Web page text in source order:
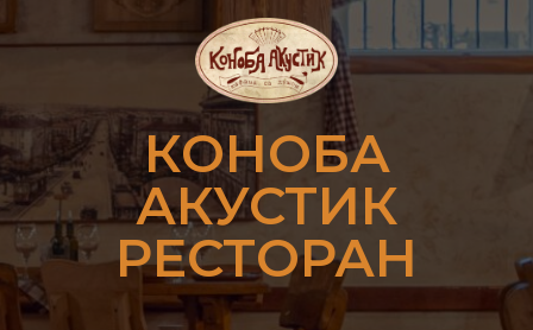
КОНОБА
АКУСТИК
РЕСТОРАН